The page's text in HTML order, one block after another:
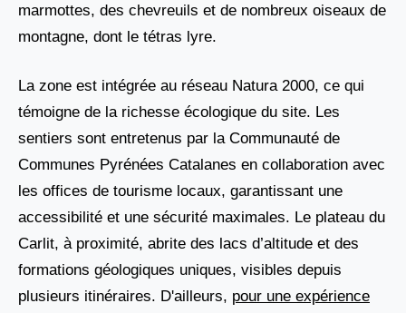
marmottes, des chevreuils et de nombreux oiseaux de
montagne, dont le tétras lyre.
La zone est intégrée au réseau Natura 2000, ce qui
témoigne de la richesse écologique du site. Les
sentiers sont entretenus par la Communauté de
Communes Pyrénées Catalanes en collaboration avec
les offices de tourisme locaux, garantissant une
accessibilité et une sécurité maximales. Le plateau du
Carlit, à proximité, abrite des lacs d’altitude et des
formations géologiques uniques, visibles depuis
plusieurs itinéraires. D'ailleurs, pour une expérience